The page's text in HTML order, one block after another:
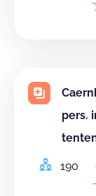
pers.
190